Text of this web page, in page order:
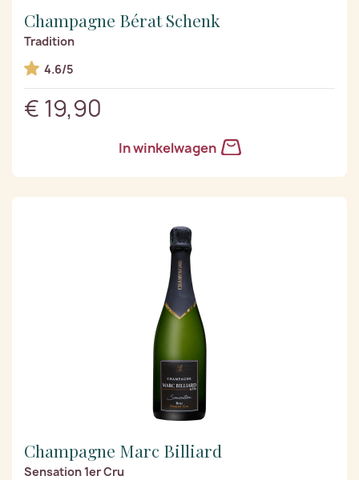
Champagne Bérat Schenk
Tradition
4.6/5
€ 19,90
In winkelwagen
Champagne Marc Billiard
Sensation 1er Cru